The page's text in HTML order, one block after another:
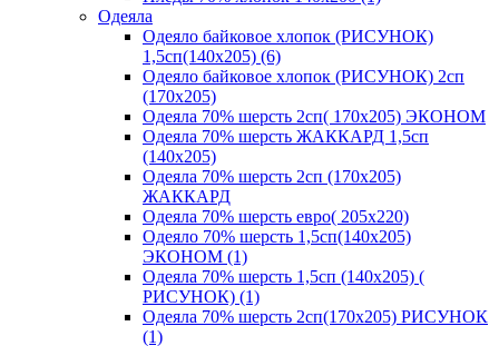
Одеяла
Одеяло байковое хлопок (РИСУНОК)
1,5сп(140х205) (6)
Одеяло байковое хлопок (РИСУНОК) 2сп
(170х205)
Одеяла 70% шерсть 2сп( 170х205) ЭКОНОМ
Одеяла 70% шерсть ЖАККАРД 1,5сп
(140х205)
Одеяла 70% шерсть 2сп (170х205)
ЖАККАРД
Одеяла 70% шерсть евро( 205х220)
Одеяло 70% шерсть 1,5сп(140х205)
ЭКОНОМ (1)
Одеяла 70% шерсть 1,5сп (140х205) (
РИСУНОК) (1)
Одеяла 70% шерсть 2сп(170х205) РИСУНОК
(1)